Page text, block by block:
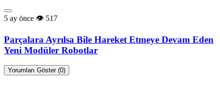
5 ay önce 517
Parçalara Ayrılsa Bile Hareket Etmeye Devam Eden
Yeni Modüler Robotlar
Yorumları Göster (0)